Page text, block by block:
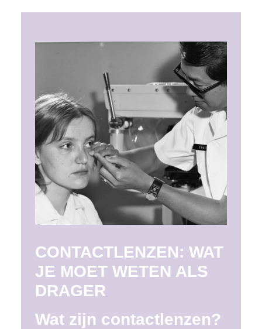
CONTACTLENZEN: WAT
JE MOET WETEN ALS
DRAGER
Wat zijn contactlenzen?